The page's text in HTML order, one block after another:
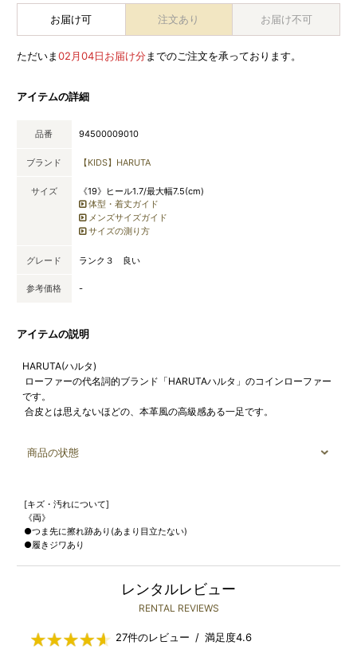
お届け可 注文あり お届け不可
ただいま02月04日お届け分までのご注文を承っております。
アイテムの詳細
品番 94500009010
ブランド 【KIDS】HARUTA
サイズ
《19》ヒール1.7/最大幅7.5(cm)
体型・着丈ガイド
メンズサイズガイド
サイズの測り方
グレード ランク３ 良い
参考価格 -
アイテムの説明
HARUTA(ハルタ)
ローファーの代名詞的ブランド「HARUTAハルタ」のコインローファー
です。
合皮とは思えないほどの、本革風の高級感ある一足です。
商品の状態
[キズ・汚れについて]
《両》
●つま先に擦れ跡あり(あまり目立たない)
●履きジワあり
レンタルレビュー
RENTAL REVIEWS
27件のレビュー / 満足度4.6